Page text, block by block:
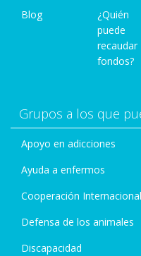
Blog
¿Quién
puede
recaudar
fondos?
Grupos a los que
Apoyo en adicciones
Ayuda a enfermos
Cooperación Internacional
Defensa de los animales
Discapacidad